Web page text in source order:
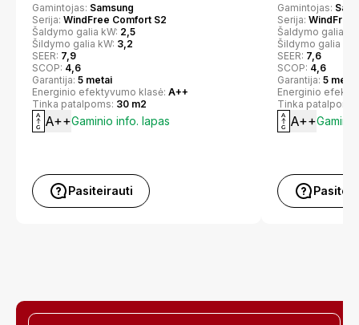
Gamintojas: Samsung
Serija: WindFree Comfort S2
Šaldymo galia kW: 2,5
Šildymo galia kW: 3,2
SEER: 7,9
SCOP: 4,6
Garantija: 5 metai
Energinio efektyvumo klasė: A++
Tinka patalpoms: 30 m2
A++Gaminio info. lapas
Pasiteirauti
Gamintojas:
Serija: WindFree
Šaldymo galia
Šildymo galia
SEER: 7,6
SCOP: 4,6
Garantija: 5 metai
Energinio
Tinka
A++